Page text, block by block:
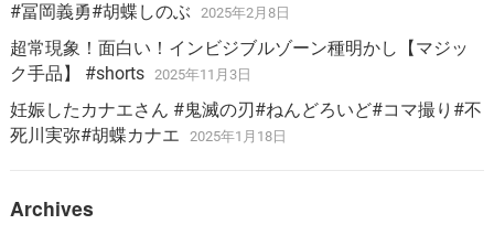
#冨岡義勇#胡蝶しのぶ
2025年2月8日
超常現象！面白い！インビジブルゾーン種明かし【マジッ
ク手品】 #shorts
2025年11月3日
妊娠したカナエさん #鬼滅の刃#ねんどろいど#コマ撮り#不
死川実弥#胡蝶カナエ
2025年1月18日
Archives